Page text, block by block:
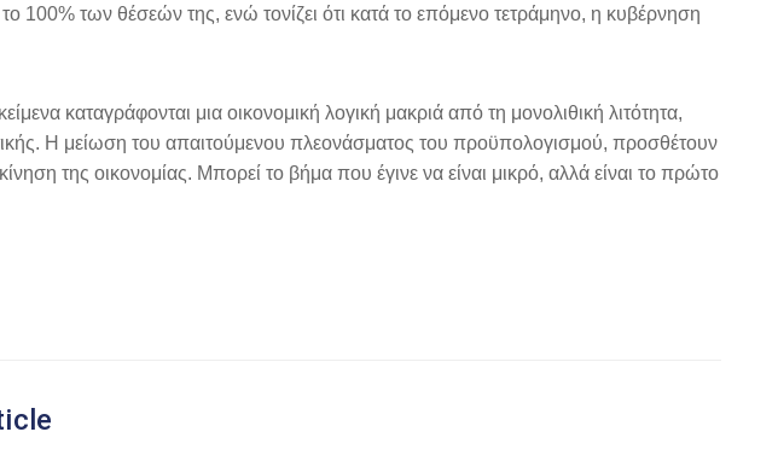
100% των θέσεών της, ενώ τονίζει ότι κατά το επόμενο τετράμηνο, η κυβέρνηση
καταγράφονται μια οικονομική λογική μακριά από τη μονολιθική λιτότητα,
Η μείωση του απαιτούμενου πλεονάσματος του προϋπολογισμού, προσθέτουν
της οικονομίας. Μπορεί το βήμα που έγινε να είναι μικρό, αλλά είναι το πρώτο